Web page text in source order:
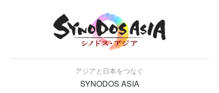
アジアと日本をつなぐ
SYNODOS ASIA